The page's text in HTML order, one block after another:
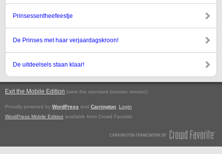
Prinsessentheefeestje
De Prinses met haar verjaardagskroon!
De uitdeelsels staan klaar!
Exit the Mobile Edition (view the standard browser version).
Proudly powered by WordPress and Carrington
Login
WordPress Mobile Edition available from Crowd Favorite.